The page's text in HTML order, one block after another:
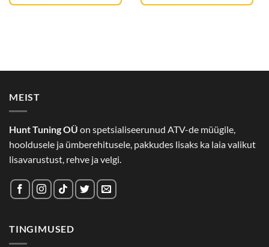
MEIST
Hunt Tuning OÜ on spetsialiseerunud ATV-de müügile,
hooldusele ja ümberehitusele, pakkudes lisaks ka laia valikut
lisavarustust, rehve ja velgi.
TINGIMUSED